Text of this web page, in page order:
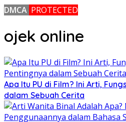
DMCA PROTECTED
ojek online
Apa Itu PU di Film? Ini Arti,
dalam Sebuah Cerita